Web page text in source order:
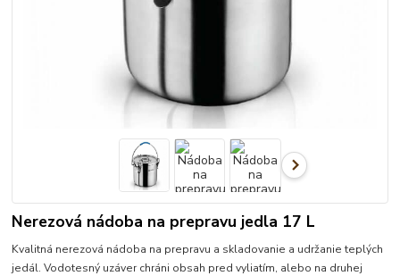
Nerezová nádoba na prepravu jedla 17 L
Kvalitná nerezová nádoba na prepravu a skladovanie a udržanie teplých
jedál. Vodotesný uzáver chráni obsah pred vyliatím, alebo na druhej